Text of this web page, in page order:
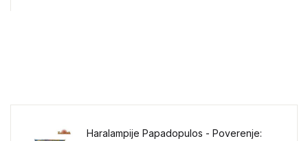
Haralampije Papadopulos - Poverenje: